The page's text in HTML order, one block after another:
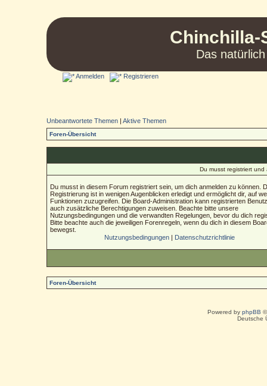
Chinchilla-
Das
Anmelden Registrieren
Unbeantwortete Themen |Aktive Themen
Foren-Übersicht
Du musst registriert
Du musst in diesem Forum registriert sein, um dich anmelden zu können.
Registrierung ist in wenigen Augenblicken erledigt und ermöglicht dir, auf
Funktionen zuzugreifen. Die Board-Administration kann registrierten
auch zusätzliche Berechtigungen zuweisen. Beachte bitte unsere
Nutzungsbedingungen und die verwandten Regelungen, bevor du dich
Bitte beachte auch die jeweiligen Forenregeln, wenn du dich in diesem
bewegst.
Nutzungsbedingungen| Datenschutzrichtlinie
Foren-Übersicht
Powered by phpBB
Deutsche